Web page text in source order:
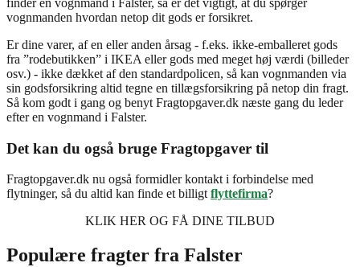
finder en vognmand i Falster, så er det vigtigt, at du spørger
vognmanden hvordan netop dit gods er forsikret.
Er dine varer, af en eller anden årsag - f.eks. ikke-emballeret gods
fra ”rodebutikken” i IKEA eller gods med meget høj værdi (billeder
osv.) - ikke dækket af den standardpolicen, så kan vognmanden via
sin godsforsikring altid tegne en tillægsforsikring på netop din fragt.
Så kom godt i gang og benyt Fragtopgaver.dk næste gang du leder
efter en vognmand i Falster.
Det kan du også bruge Fragtopgaver til
Fragtopgaver.dk nu også formidler kontakt i forbindelse med
flytninger, så du altid kan finde et billigt flyttefirma?
KLIK HER OG FÅ DINE TILBUD
Populære fragter fra Falster